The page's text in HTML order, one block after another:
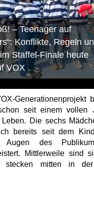
– Teenager auf
Konflikte, Regeln
Staffel-Finale heute
VOX
Generationenprojekt
seit einem vollen
Die sechs
bereits seit dem
des
Mittlerweile sind
mitten in der